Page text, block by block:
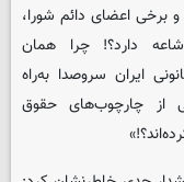
برخی اعضای دائم شورا،
دارد؟! چرا همان
ایران سروصدا به‌راه
از چارچوب‌های حقوق